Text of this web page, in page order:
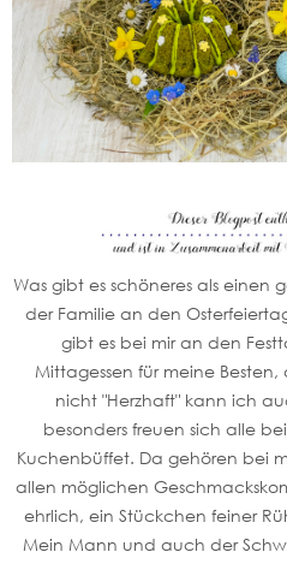
Was gibt es schöneres als einen
der Familie an den
gibt es bei mir an den
Mittagessen für meine
nicht "Herzhaft" kann ich
besonders freuen sich alle
Kuchenbüffet. Da gehören bei
allen möglichen
ehrlich, ein Stückchen feiner
Mein Mann und auch der